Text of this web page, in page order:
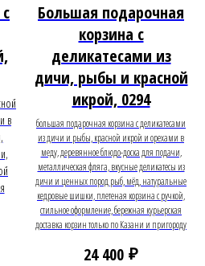
в
Большая подарочная
корзина с
деликатесами из
дичи, рыбы и красной
икрой, 0294
большая подарочная корзина с деликатесами
из дичи и рыбы, красной икрой и орехами в
меду, деревянное блюдо-доска для подачи,
металлическая фляга, вкусные деликатесы из
дичи и ценных пород рыб, мёд, натуральные
кедровые шишки, плетеная корзина с ручкой,
стильное оформление, бережная курьерская
доставка корзин только по Казани и пригороду
24 400 ₽